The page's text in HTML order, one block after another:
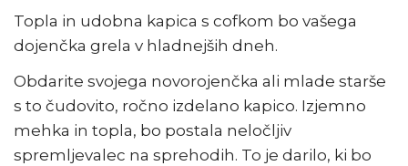
Topla in udobna kapica s cofkom bo vašega
dojenčka grela v hladnejših dneh.
Obdarite svojega novorojenčka ali mlade starše
s to čudovito, ročno izdelano kapico. Izjemno
mehka in topla, bo postala neločljiv
spremljevalec na sprehodih. To je darilo, ki bo